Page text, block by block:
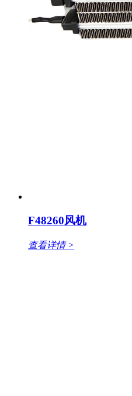
F48260风机
查看详情 >